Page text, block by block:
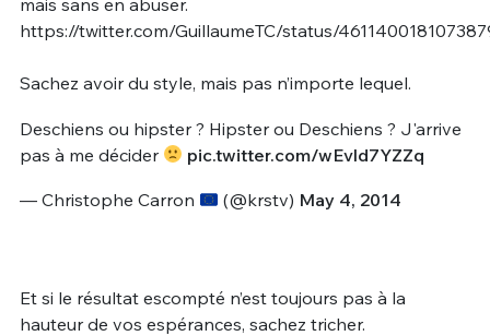
mais sans en abuser.
https://twitter.com/GuillaumeTC/status/
Sachez avoir du style, mais pas n’importe lequel.
Deschiens ou hipster ? Hipster ou Deschiens ? J'arrive
pas à me décider
pic.twitter.com/wEvld7YZZq
— Christophe Carron (@krstv) May 4, 2014
Et si le résultat escompté n’est toujours pas à la
hauteur de vos espérances, sachez tricher.